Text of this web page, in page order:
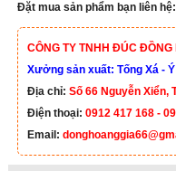
Đặt mua sản phẩm bạn liên hệ:
CÔNG TY TNHH ĐÚC ĐỒNG
Xưởng sản xuất: Tống Xá -
Địa chỉ:Số 66 Nguyễn Xiển,
Điện thoại:0912 417 168 -
Email: